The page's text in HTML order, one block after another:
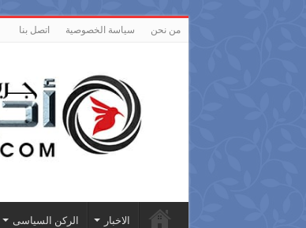
من نحن سياسة الخصوصية اتصل بنا
الاخبار الركن السياسى